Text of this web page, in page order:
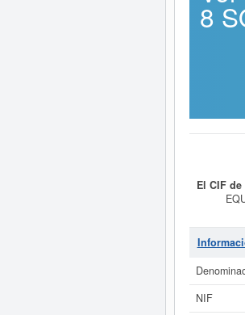
8
El CIF de
4643
Si está
Informe
NIF